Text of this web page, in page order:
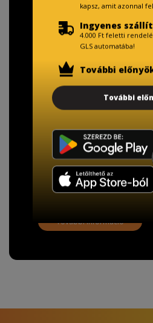
TISZTELT VÁSÁRLÓNK!
A Kormány döntése alapján a
adathordozó termék vásárlásakor
adattörlő kódot biztosítani.
További információ
kapsz, amit azonnal
Ingyenes
4.000 Ft feletti
GLS automatába!
További
További